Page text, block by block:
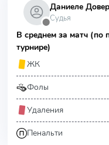
⬤
Даниеле
Судья
В среднем за матч (по
турнире)
ЖК
Фолы
Удаления
Пенальти